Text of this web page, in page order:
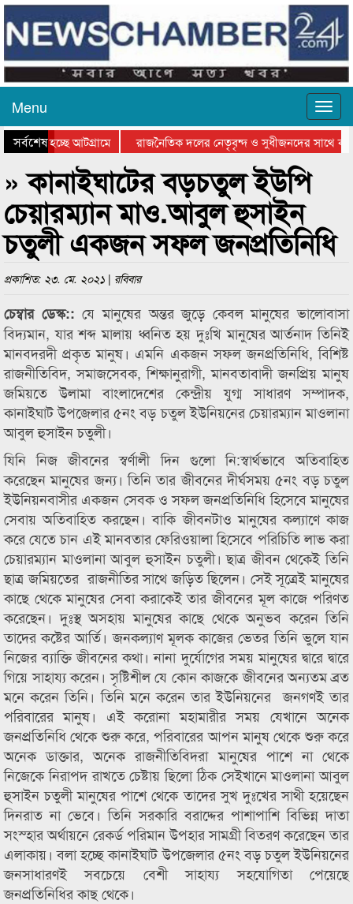
Menu
সর্বশেষ
হচ্ছে আটগ্রামে
রাজনৈতিক দলের নেতৃবৃন্দ ও সুধীজনদের সাথে
পুরস্কার বিতরণ সম্পন্ন
সিলেটে বাংলাদেশ গ্রুপ থিয়েটার ফেডারেশানের
» কানাইঘাটের বড়চতুল ইউপি
চেয়ারম্যান মাও.আবুল হুসাইন
চতুলী একজন সফল জনপ্রতিনিধি
প্রকাশিত: ২৩. মে. ২০২১ | রবিবার
চেম্বার ডেস্ক::যে মানুষের অন্তর জুড়ে কেবল মানুষের ভালোবাসা
বিদ্যমান, যার শব্দ মালায় ধ্বনিত হয় দুঃখি মানুষের আর্তনাদ তিনিই
মানবদরদী প্রকৃত মানুষ। এমনি একজন সফল জনপ্রতিনিধি, বিশিষ্ট
রাজনীতিবিদ, সমাজসেবক, শিক্ষানুরাগী, মানবতাবাদী জনপ্রিয় মানুষ
জমিয়তে উলামা বাংলাদেশের কেন্দ্রীয় যুগ্ম সাধারণ সম্পাদক,
কানাইঘাট উপজেলার ৫নং বড় চতুল ইউনিয়নের চেয়ারম্যান মাওলানা
আবুল হুসাইন চতুলী।
যিনি নিজ জীবনের স্বর্ণালী দিন গুলো নি:স্বার্থভাবে অতিবাহিত
করেছেন মানুষের জন্য। তিনি তার জীবনের দীর্ঘসময় ৫নং বড় চতুল
ইউনিয়নবাসীর একজন সেবক ও সফল জনপ্রতিনিধি হিসেবে মানুষের
সেবায় অতিবাহিত করছেন। বাকি জীবনটাও মানুষের কল্যাণে কাজ
করে যেতে চান এই মানবতার ফেরিওয়ালা হিসেবে পরিচিতি লাভ করা
চেয়ারম্যান মাওলানা আবুল হুসাইন চতুলী। ছাত্র জীবন থেকেই তিনি
ছাত্র জমিয়তের রাজনীতির সাথে জড়িত ছিলেন। সেই সূত্রেই মানুষের
কাছে থেকে মানুষের সেবা করাকেই তার জীবনের মূল কাজে পরিণত
করেছেন। দুঃস্থ অসহায় মানুষের কাছে থেকে অনুভব করেন তিনি
তাদের কষ্টের আর্তি। জনকল্যাণ মূলক কাজের ভেতর তিনি ভুলে যান
নিজের ব্যাক্তি জীবনের কথা। নানা দুর্যোগের সময় মানুষের দ্বারে দ্বারে
গিয়ে সাহায্য করেন। সৃষ্টিশীল যে কোন কাজকে জীবনের অন্যতম ব্রত
মনে করেন তিনি। তিনি মনে করেন তার ইউনিয়নের জনগণই তার
পরিবারের মানুষ। এই করোনা মহামারীর সময় যেখানে অনেক
জনপ্রতিনিধি থেকে শুরু করে, পরিবারের আপন মানুষ থেকে শুরু করে
অনেক ডাক্তার, অনেক রাজনীতিবিদরা মানুষের পাশে না থেকে
নিজেকে নিরাপদ রাখতে চেষ্টায় ছিলো ঠিক সেইখানে মাওলানা আবুল
হুসাইন চতুলী মানুষের পাশে থেকে তাদের সুখ দুঃখের সাথী হয়েছেন
দিনরাত না ভেবে। তিনি সরকারি বরাদ্দের পাশাপাশি বিভিন্ন দাতা
সংস্হার অর্থায়নে রেকর্ড পরিমান উপহার সামগ্রী বিতরণ করেছেন তার
এলাকায়। বলা হচ্ছে কানাইঘাট উপজেলার ৫নং বড় চতুল ইউনিয়নের
জনসাধারণই সবচেয়ে বেশী সাহায্য সহযোগিতা পেয়েছে
জনপ্রতিনিধির কাছ থেকে।